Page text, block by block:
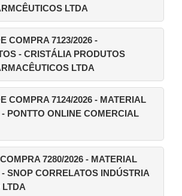
LTDA
COMPRA 7123/2026 -
- CRISTÁLIA PRODUTOS
LTDA
COMPRA 7124/2026 - MATERIAL
- PONTTO ONLINE COMERCIAL
7280/2026 - MATERIAL
SNOP CORRELATOS INDÚSTRIA
LTDA